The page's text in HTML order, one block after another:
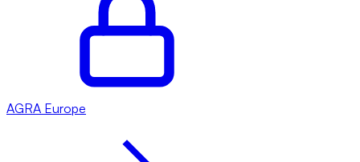
AGRA Europe